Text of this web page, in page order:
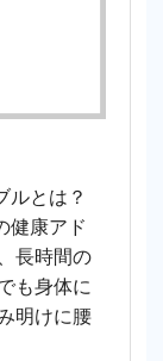
ルとは？
健康アド
長時間の
も身体に
明けに腰